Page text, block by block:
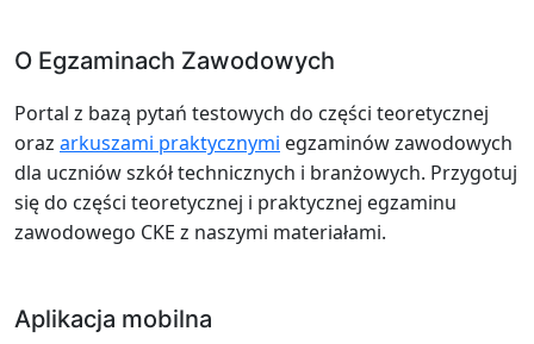
O Egzaminach Zawodowych
Portal z bazą pytań testowych do części teoretycznej
oraz arkuszami praktycznymi egzaminów zawodowych
dla uczniów szkół technicznych i branżowych. Przygotuj
się do części teoretycznej i praktycznej egzaminu
zawodowego CKE z naszymi materiałami.
Aplikacja mobilna